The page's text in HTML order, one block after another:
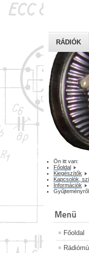
RÁDIÓK
Ön itt van:
Főoldal
Kiegészítők
Kapcsolók,
Információk
Gyűjteményről
Menü
Főoldal